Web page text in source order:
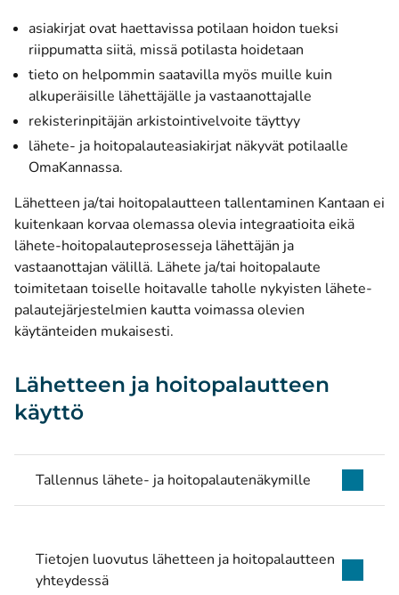
asiakirjat ovat haettavissa potilaan hoidon tueksi
riippumatta siitä, missä potilasta hoidetaan
tieto on helpommin saatavilla myös muille kuin
alkuperäisille lähettäjälle ja vastaanottajalle
rekisterinpitäjän arkistointivelvoite täyttyy
lähete- ja hoitopalauteasiakirjat näkyvät potilaalle
OmaKannassa.
Lähetteen ja/tai hoitopalautteen tallentaminen Kantaan ei
kuitenkaan korvaa olemassa olevia integraatioita eikä
lähete-hoitopalauteprosesseja lähettäjän ja
vastaanottajan välillä. Lähete ja/tai hoitopalaute
toimitetaan toiselle hoitavalle taholle nykyisten lähete-
palautejärjestelmien kautta voimassa olevien
käytänteiden mukaisesti.
Lähetteen ja hoitopalautteen
käyttö
Tallennus lähete- ja hoitopalautenäkymille
Tietojen luovutus lähetteen ja hoitopalautteen
yhteydessä